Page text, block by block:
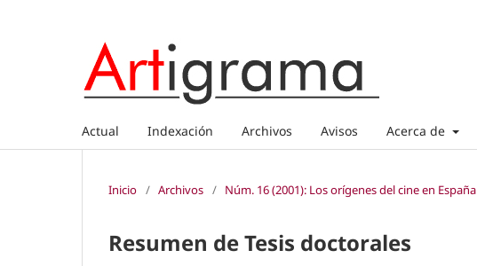
Actual Indexación Archivos Avisos Acerca de
Inicio / Archivos / Núm. 16 (2001): Los orígenes del cine en España
Resumen de Tesis doctorales